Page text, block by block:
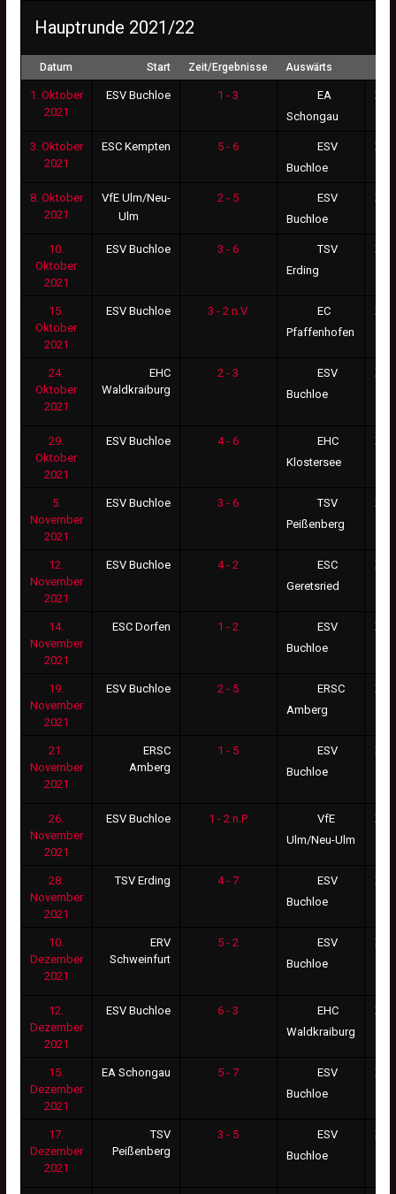
Hauptrunde 2021/22
Datum Start Zeit/Ergebnisse Auswärts
1. Oktober
2021
ESV Buchloe 1 - 3
EA
Schongau
3. Oktober
2021
ESC Kempten 5 - 6
ESV
Buchloe
8. Oktober
2021
VfE Ulm/Neu-
Ulm
2 - 5
ESV
Buchloe
10.
Oktober
2021
ESV Buchloe 3 - 6
TSV
Erding
15.
Oktober
2021
ESV Buchloe 3 - 2 n.V.
EC
Pfaffenhofen
24.
Oktober
2021
EHC
Waldkraiburg
2 - 3
ESV
Buchloe
29.
Oktober
2021
ESV Buchloe 4 - 6
EHC
Klostersee
5.
November
2021
ESV Buchloe 3 - 6
TSV
Peißenberg
12.
November
2021
ESV Buchloe 4 - 2
ESC
Geretsried
14.
November
2021
ESC Dorfen 1 - 2
ESV
Buchloe
19.
November
2021
ESV Buchloe 2 - 5
ERSC
Amberg
21.
November
2021
ERSC
Amberg
1 - 5
ESV
Buchloe
26.
November
2021
ESV Buchloe 1 - 2 n.P.
VfE
Ulm/Neu-Ulm
28.
November
2021
TSV Erding 4 - 7
ESV
Buchloe
10.
Dezember
2021
ERV
Schweinfurt
5 - 2
ESV
Buchloe
12.
Dezember
2021
ESV Buchloe 6 - 3
EHC
Waldkraiburg
15.
Dezember
2021
EA Schongau 5 - 7
ESV
Buchloe
17.
Dezember
2021
TSV
Peißenberg
3 - 5
ESV
Buchloe